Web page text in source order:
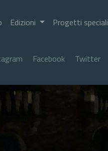
Edizioni Progetti speciali
Facebook Twitter